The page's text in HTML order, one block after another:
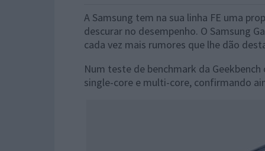
A Samsung tem na sua linha FE uma
descurar no desempenho. O Samsung
cada vez mais rumores que lhe dão
Num teste de benchmark da
single-core e multi-core, confirmando